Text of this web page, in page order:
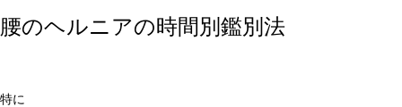
腰のヘルニアの時間別鑑別法
特に